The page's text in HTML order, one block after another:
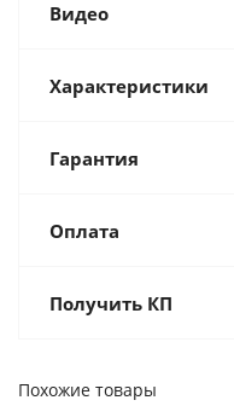
Видео
Характеристики
Гарантия
Оплата
Получить КП
Похожие товары